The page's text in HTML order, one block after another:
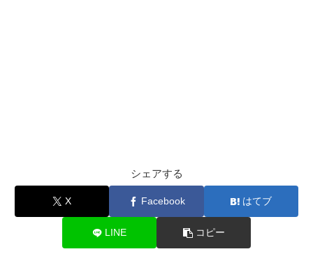
シェアする
X Facebook はてブ
LINE コピー